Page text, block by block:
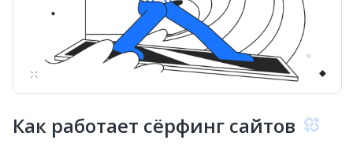
Как работает сёрфинг сайтов